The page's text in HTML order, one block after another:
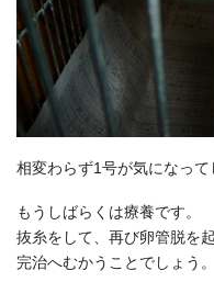
相変わらず1号が気になって
もうしばらくは療養です。
抜糸をして、再び卵管脱を
完治へむかうことでしょう。